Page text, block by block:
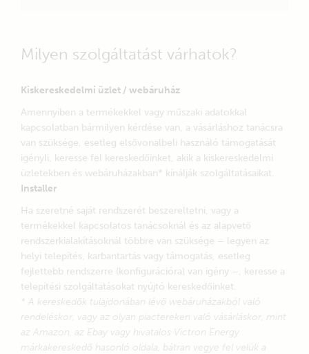
Milyen szolgáltatást várhatok?
Kiskereskedelmi üzlet / webáruház
Amennyiben a termékekkel vagy műszaki adatokkal
kapcsolatban bármilyen kérdése van, a vásárláshoz tanácsra
van szüksége, esetleg elsővonalbeli használó támogatását
igényli, keresse fel kereskedőinket, akik a kiskereskedelmi
üzletekben és webáruházakban* kínálják szolgáltatásaikat.
Installer
Ha szeretné saját rendszerét beszereltetni, vagy a
termékekkel kapcsolatos tanácsoknál és az alapvető
rendszerkialakításoknál többre van szüksége – legyen az
helyi telepítés, karbantartás vagy támogatás, esetleg
fejlettebb rendszerre (konfigurációra) van igény –, keresse a
telepítési szolgáltatásokat nyújtó kereskedőinket.
* A kereskedők tulajdonában lévő webáruházakból való
rendeléskor, vagy az olyan piactereken való vásárláskor, mint
az Amazon, az Ebay vagy hivatalos Victron Energy
márkakereskedő hasonló oldala, bátran vegye fel velük a
Selected
Change language
Čeština
Dansk
Deutsch
English
Español
Français
Italiano
Magyar
Română
Slovenščina
Suomalainen
Svenska
Türkçe
Ελληνικά
Русский
Українська
中國人
I agree to receive the newsletter and accept the
Subscribe
Hol kapható
Tanácsra van szüksége? Jólképzett viszonteladóink
örömmel válaszolnak egyszerű vagy bonyolult
kérdéseire.
Legközelebbi viszonteladónk
Támogatás
Konkrét támogatásért, javítási vagy garanciális
ügyekben nézze át a támogatási anyagainkat vagy
keresse meg azt, akitől a terméket vásárolta.
Támogatás